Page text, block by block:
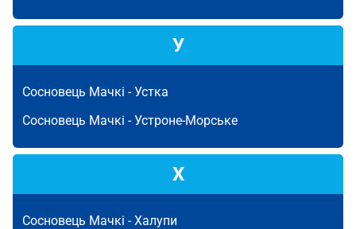
У
Сосновець Мачкі -Устка
Сосновець Мачкі -Устроне-Морське
Х
Сосновець Мачкі -Халупи